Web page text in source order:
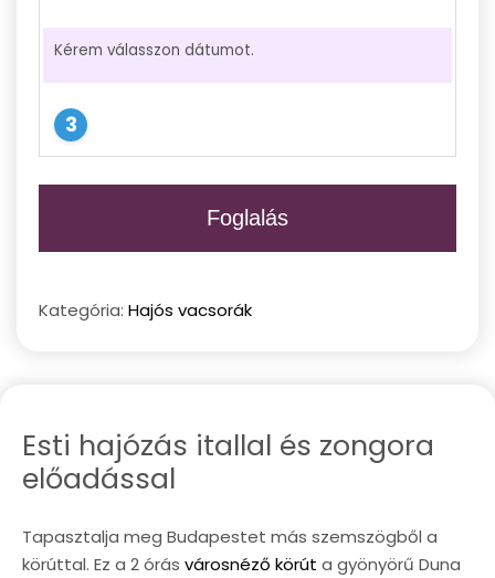
Kérem válasszon dátumot.
Foglalás
Kategória: Hajós vacsorák
Esti hajózás itallal és zongora
előadással
Tapasztalja meg Budapestet más szemszögből a
körúttal. Ez a 2 órás városnéző körút a gyönyörű Duna